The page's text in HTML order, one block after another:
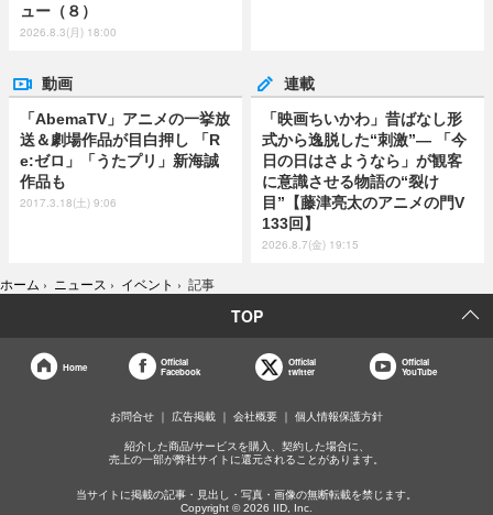
ュー（８）
2026.8.3(月) 18:00
動画
「AbemaTV」アニメの一挙放
送＆劇場作品が目白押し 「R
e:ゼロ」「うたプリ」新海誠
作品も
2017.3.18(土) 9:06
連載
「映画ちいかわ」昔ばなし形
式から逸脱した“刺激”― 「今
日の日はさようなら」が観客
に意識させる物語の“裂け
目”【藤津亮太のアニメの門V
133回】
2026.8.7(金) 19:15
ホーム › ニュース › イベント › 記事
TOP
Home
Official
Facebook
Official
twitter
Official
YouTube
お問合せ 広告掲載 会社概要 個人情報保護方針
紹介した商品/サービスを購入、契約した場合に、
売上の一部が弊社サイトに還元されることがあります。
当サイトに掲載の記事・見出し・写真・画像の無断転載を禁じます。
Copyright © 2026 IID, Inc.